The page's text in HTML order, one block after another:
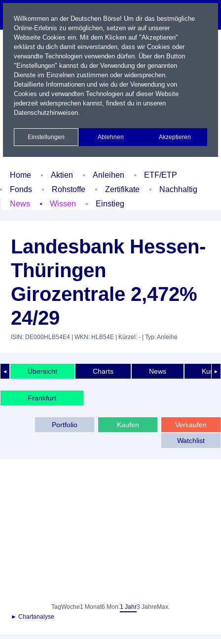
Name / WKN / ISIN / Kürzel
Xetra Realtime
Watchlist Portfolio Login
Home Aktien Anleihen
ETF/ETP
Fonds
Rohstoffe Zertifikate
Nachhaltig
News
Wissen Einstieg
Landesbank Hessen-
Thüringen
Girozentrale 2,472%
24/29
ISIN: DE000HLB54E4 | WKN: HLB54E | Kürzel: - | Typ: Anleihe
◄ ►
Übersicht Charts News
Frankfurt
Verkaufen
Kaufen
Portfolio
Watchlist
TagWoche1 Monat6 Mon.1 Jahr3 Jahre Max.
► Chartanalyse
Willkommen an der Deutschen Börse! Um dir das bestmögliche
Online-Erlebnis zu ermöglichen, setzen wir auf unserer
Webseite Cookies ein. Mit dem Klicken auf "Akzeptieren"
erklärst du dich damit einverstanden, dass wir Cookies oder
verwandte Technologien verwenden dürfen. Über den Button
"Einstellungen" kannst du der Verwendung der genannten
Dienste im Einzelnen zustimmen oder widersprechen.
Detaillierte Informationen und wie du der Verwendung von
Cookies und verwandten Technologien auf dieser Website
jederzeit widersprechen kannst, findest du in unseren
Datenschutzhinweisen.
Einstellungen Ablehnen Akzeptieren